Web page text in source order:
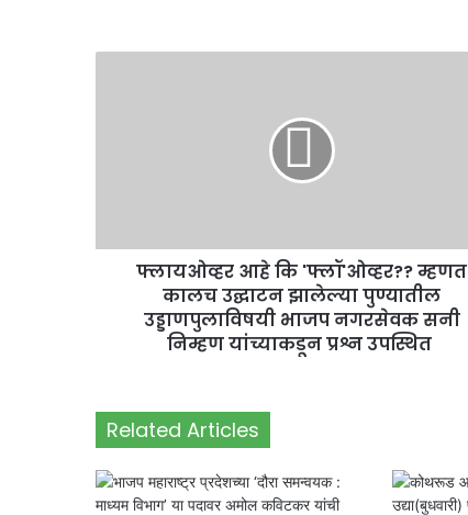
फ्लायओव्हर आहे कि 'फ्लॉ'ओव्हर?? म्हणत
कालच उद्घाटन झालेल्या पुण्यातील
उड्डाणपुलाविषयी भाजप नगरसेवक सनी
निम्हण यांच्याकडून प्रश्न उपस्थित
Related Articles